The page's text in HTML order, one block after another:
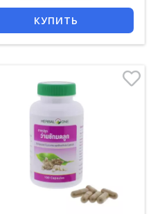
КУПИТЬ